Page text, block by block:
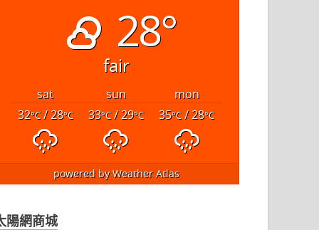
28°
fair
sat sun
mon
32°C/ 28°C 33°C/ 29°C 35°C/ 28°C
powered byWeather Atlas
陽網商城